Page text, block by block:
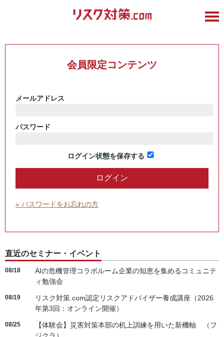
会員限定コンテンツ
メールアドレス
パスワード
ログイン状態を保存する
» パスワードをお忘れの方
直近のセミナー・イベント
08/18
AIの危機管理コラボルーム企業の知恵を集めるコミュニテ
ィ勉強会
08/19
リスク対策.com認定リスクアドバイザー養成講座（2026
年第3回：オンライン開催）
08/25
【体験会】災害対策本部の机上訓練を用いた新機軸 （フ